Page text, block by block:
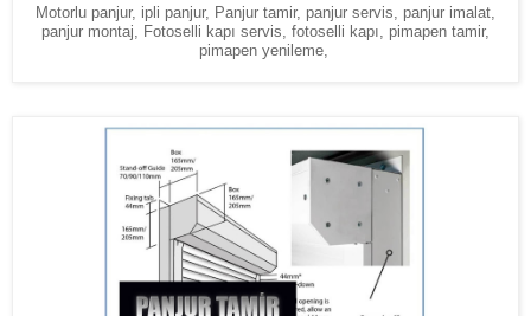
Motorlu panjur, ipli panjur, Panjur tamir, panjur servis, panjur imalat,
panjur montaj, Fotoselli kapı servis, fotoselli kapı, pimapen tamir,
pimapen yenileme,